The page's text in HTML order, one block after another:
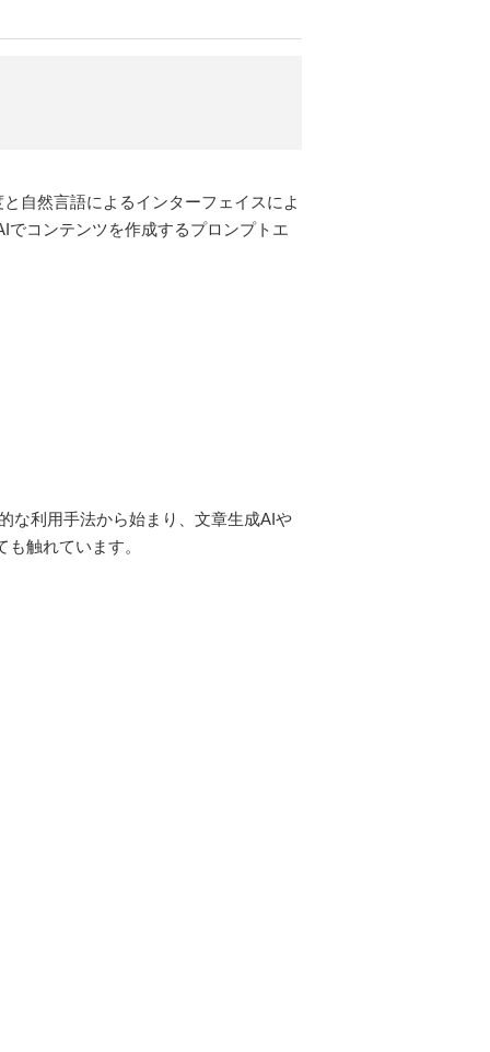
自然言語によるインターフェイスによ
コンテンツを作成するプロンプトエ
な利用手法から始まり、文章生成AIや
触れています。